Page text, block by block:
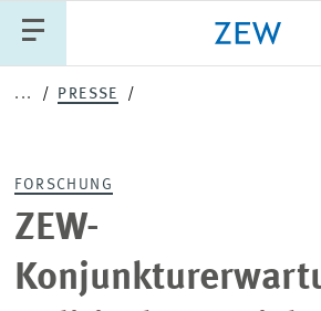
... PRESSE
ZEW-
FORSCHUNG